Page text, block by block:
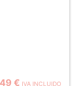
€ IVA INCLUIDO